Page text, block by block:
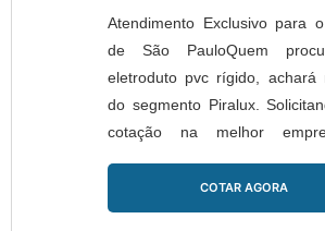
Atendimento Exclusivo para
de São PauloQuem
eletroduto pvc rígido, achará
do segmento Piralux.
cotação na melhor
qualidade.Quando a
eletroduto pvc rígido,
COTAR AGORA